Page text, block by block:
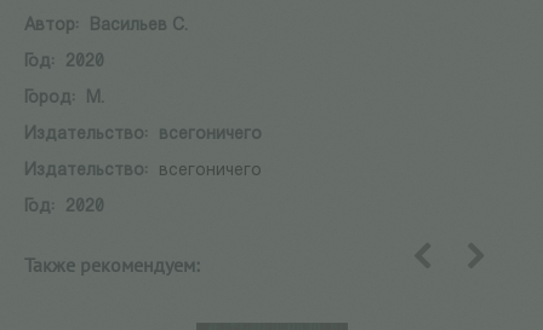
Автор:
Васильев С.
Год:
2020
Город:
М.
Издательство:
всегоничего
Издательство:
всегоничего
Год:
2020
Также рекомендуем: